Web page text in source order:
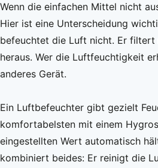
Wenn die einfachen Mittel nicht
Hier ist eine Unterscheidung
befeuchtet die Luft nicht. Er filtert
heraus. Wer die Luftfeuchtigkeit
anderes Gerät.
Ein Luftbefeuchter gibt gezielt
komfortabelsten mit einem
eingestellten Wert automatisch
kombiniert beides: Er reinigt die